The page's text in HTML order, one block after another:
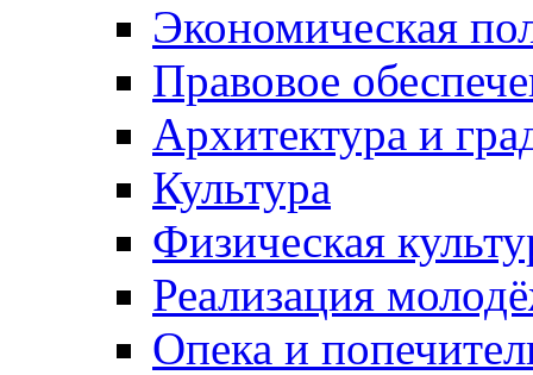
Экономическая
Правовое
Архитектура и
Культура
Физическая
Реализация
Опека и